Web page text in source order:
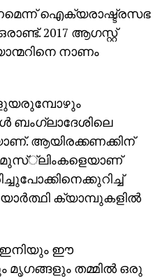
ഐക്യരാഷ്ട്രസഭ
2017 ആഗസ്റ്റ്
നാണം
ബംഗ്ലാദേശിലെ
ആയിരക്കണക്കിന്
മുസ്്‌ലിംകളെയാണ്
ക്യാമ്പുകളില്‍
ഇനിയും ഈ
മൃഗങ്ങളും തമ്മില്‍ ഒരു